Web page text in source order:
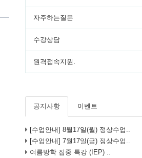
자주하는질문
수강상담
원격접속지원.
공지사항 이벤트
[수업안내] 8월17일(월) 정상수업..
[수업안내] 7월17일(금) 정상수업..
여름방학 집중 특강 (IEP) ..